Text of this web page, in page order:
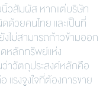
นิ้วสัมผัส หากแต่บริษัท
ด้วยคนไทย และเป็นที่
งไม่สามารถก้าวข้ามออก
หลักทรัพย์แห่ง
ว่าวัตถุประสงค์หลักคือ
รงจูงใจที่ต้องการขาย